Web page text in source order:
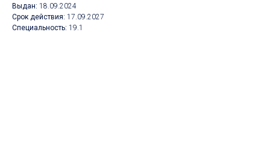
Выдан: 18.09.2024
Срок действия: 17.09.2027
Специальность: 19.1